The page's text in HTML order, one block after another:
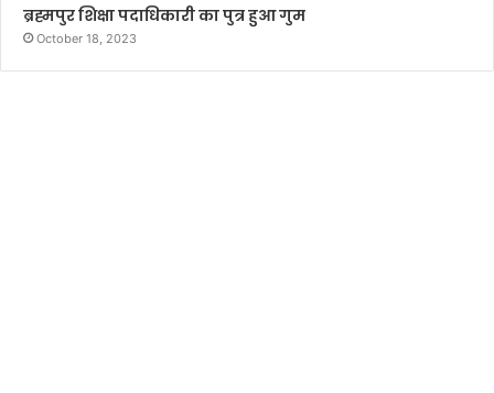
ब्रह्मपुर शिक्षा पदाधिकारी का पुत्र हुआ गुम
October 18, 2023